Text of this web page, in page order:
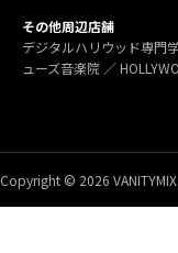
その他周辺店舗
デジタルハリウッド専門
ューズ音楽院 ／
Copyright © 2026